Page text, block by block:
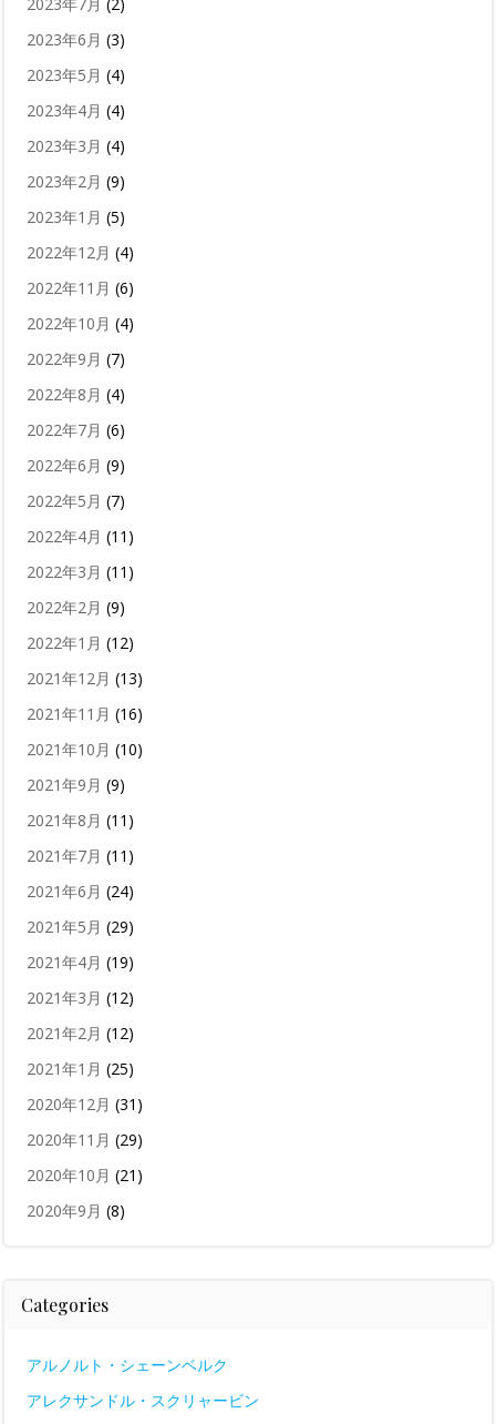
2023年7月 (2)
2023年6月 (3)
2023年5月 (4)
2023年4月 (4)
2023年3月 (4)
2023年2月 (9)
2023年1月 (5)
2022年12月 (4)
2022年11月 (6)
2022年10月 (4)
2022年9月 (7)
2022年8月 (4)
2022年7月 (6)
2022年6月 (9)
2022年5月 (7)
2022年4月 (11)
2022年3月 (11)
2022年2月 (9)
2022年1月 (12)
2021年12月 (13)
2021年11月 (16)
2021年10月 (10)
2021年9月 (9)
2021年8月 (11)
2021年7月 (11)
2021年6月 (24)
2021年5月 (29)
2021年4月 (19)
2021年3月 (12)
2021年2月 (12)
2021年1月 (25)
2020年12月 (31)
2020年11月 (29)
2020年10月 (21)
2020年9月 (8)
Categories
アルノルト・シェーンベルク
アレクサンドル・スクリャービン